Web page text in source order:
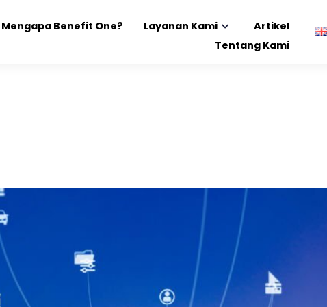
Mengapa Benefit One? Layanan Kami
Artikel
Tentang Kami